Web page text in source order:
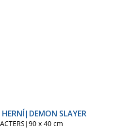
SLAYER
x 40 cm